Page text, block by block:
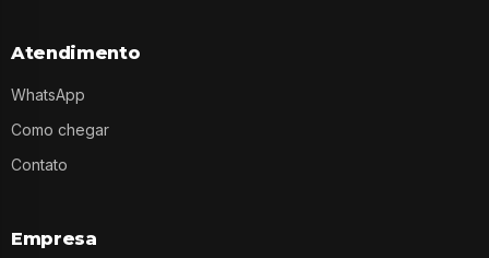
Atendimento
WhatsApp
Como chegar
Contato
Empresa